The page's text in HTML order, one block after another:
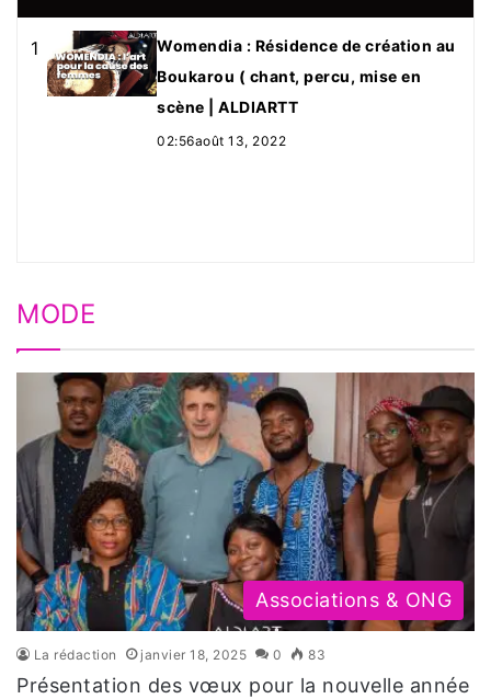
1
Womendia : Résidence de création au
Boukarou ( chant, percu, mise en
scène | ALDIARTT
02:56août 13, 2022
MODE
Associations & ONG
La rédaction janvier 18, 2025 0 83
Présentation des vœux pour la nouvelle année